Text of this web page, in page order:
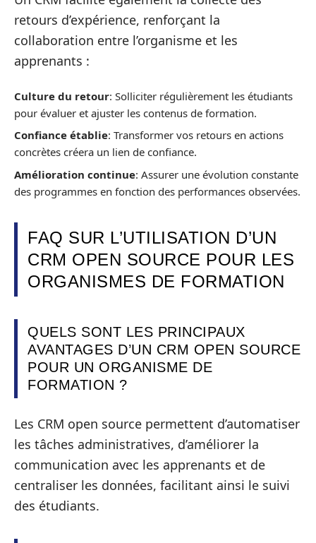
retours d’expérience, renforçant la
collaboration entre l’organisme et les
apprenants :
Culture du retour: Solliciter régulièrement les étudiants
pour évaluer et ajuster les contenus de formation.
Confiance établie: Transformer vos retours en actions
concrètes créera un lien de confiance.
Amélioration continue: Assurer une évolution constante
des programmes en fonction des performances observées.
FAQ SUR L’UTILISATION D’UN
CRM OPEN SOURCE POUR LES
ORGANISMES DE FORMATION
QUELS SONT LES PRINCIPAUX
AVANTAGES D’UN CRM OPEN SOURCE
POUR UN ORGANISME DE
FORMATION ?
Les CRM open source permettent d’automatiser
les tâches administratives, d’améliorer la
communication avec les apprenants et de
centraliser les données, facilitant ainsi le suivi
des étudiants.